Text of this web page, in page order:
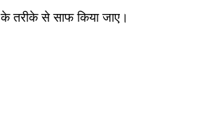
तरीके से साफ किया जाए।